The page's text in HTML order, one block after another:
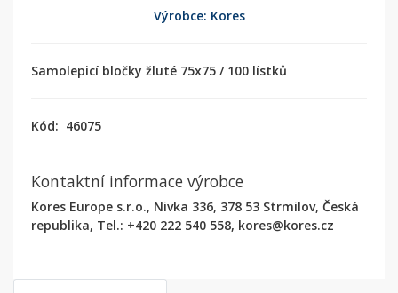
Výrobce: Kores
Samolepicí bločky žluté 75x75 / 100 lístků
Kód: 46075
Kontaktní informace výrobce
Kores Europe s.r.o., Nivka 336, 378 53 Strmilov, Česká
republika, Tel.: +420 222 540 558, kores@kores.cz